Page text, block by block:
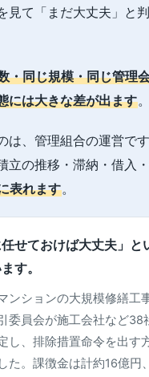
見て「まだ大丈夫」と
・同じ規模・同じ管理
には大きな差が出ます。
は、管理組合の運営で
立の推移・滞納・借入
表れます。
任せておけば大丈夫」と
す。
ンションの大規模修繕工
委員会が施工会社など38
し、排除措置命令を出す
た。課徴金は計約16億円